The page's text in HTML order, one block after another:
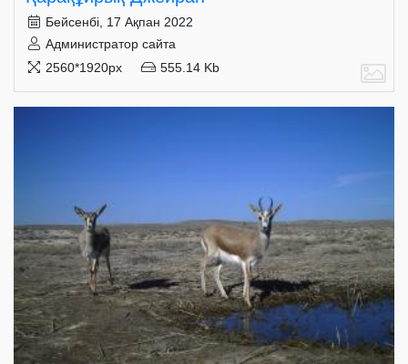
Бейсенбі, 17 Ақпан 2022
Администратор сайта
2560*1920px
555.14 Kb